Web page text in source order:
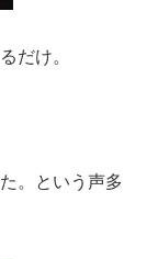
だけ。
。という声多